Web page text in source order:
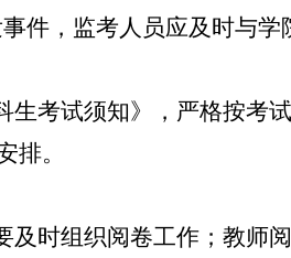
件，监考人员应及时与学
生考试须知》，严格按考
排。
及时组织阅卷工作；教师